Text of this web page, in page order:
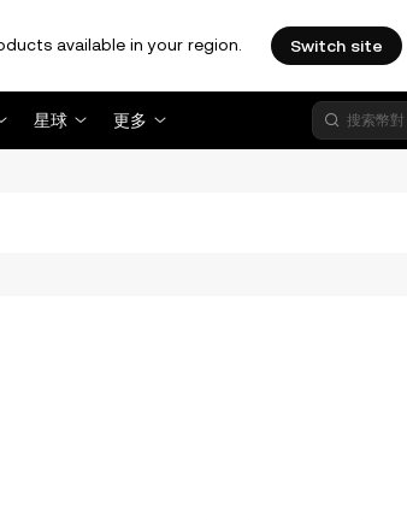
available in your region. Switch site
星球 更多